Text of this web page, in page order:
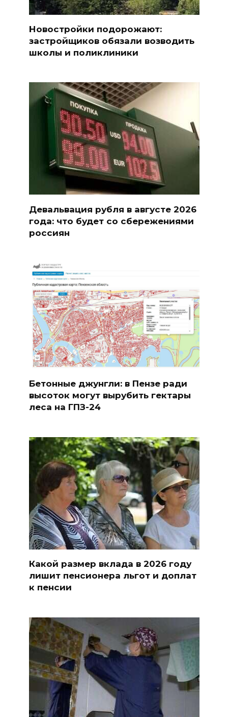
Новостройки подорожают:
застройщиков обязали возводить
школы и поликлиники
Девальвация рубля в августе 2026
года: что будет со сбережениями
россиян
Бетонные джунгли: в Пензе ради
высоток могут вырубить гектары
леса на ГПЗ-24
Какой размер вклада в 2026 году
лишит пенсионера льгот и доплат
к пенсии